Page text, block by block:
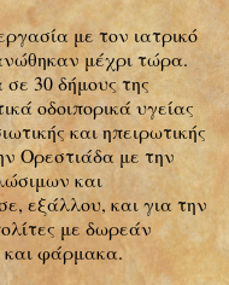
με τον ιατρικό
μέχρι τώρα.
30 δήμους της
οδοιπορικά υγείας
και ηπειρωτικής
Ορεστιάδα με την
και
εξάλλου, και για την
με δωρεάν
και φάρμακα.